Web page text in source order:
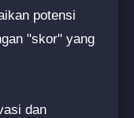
potensi
"skor" yang
dan